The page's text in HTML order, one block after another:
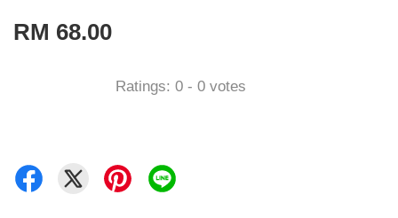
RM 68.00
Ratings: 0 - 0 votes